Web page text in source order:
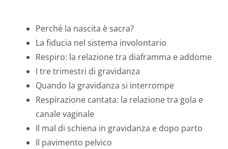
Perché la nascita è sacra?
La fiducia nel sistema involontario
Respiro: la relazione tra diaframma e addome
I tre trimestri di gravidanza
Quando la gravidanza si interrompe
Respirazione cantata: la relazione tra gola e
canale vaginale
Il mal di schiena in gravidanza e dopo parto
Il pavimento pelvico